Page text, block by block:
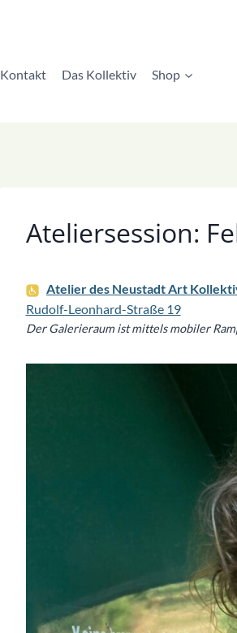
Kontakt Das Kollektiv Shop
Ateliersession:
Atelier des Neustadt Art
Rudolf-Leonhard-Straße 19
Der Galerieraum ist mittels mobiler